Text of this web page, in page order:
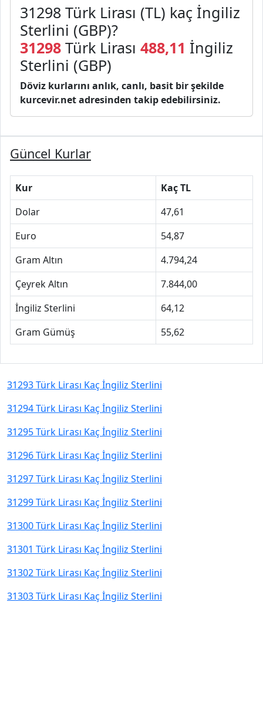
31298 Türk Lirası (TL) kaç İngiliz
Sterlini (GBP)?
31298 Türk Lirası 488,11 İngiliz
Sterlini (GBP)
Döviz kurlarını anlık, canlı, basit bir şekilde
kurcevir.net adresinden takip edebilirsiniz.
Güncel Kurlar
Kur
Kaç TL
Dolar
47,61
Euro
54,87
Gram Altın
4.794,24
Çeyrek Altın
7.844,00
İngiliz Sterlini
64,12
Gram Gümüş
55,62
31293 Türk Lirası Kaç İngiliz Sterlini
31294 Türk Lirası Kaç İngiliz Sterlini
31295 Türk Lirası Kaç İngiliz Sterlini
31296 Türk Lirası Kaç İngiliz Sterlini
31297 Türk Lirası Kaç İngiliz Sterlini
31299 Türk Lirası Kaç İngiliz Sterlini
31300 Türk Lirası Kaç İngiliz Sterlini
31301 Türk Lirası Kaç İngiliz Sterlini
31302 Türk Lirası Kaç İngiliz Sterlini
31303 Türk Lirası Kaç İngiliz Sterlini